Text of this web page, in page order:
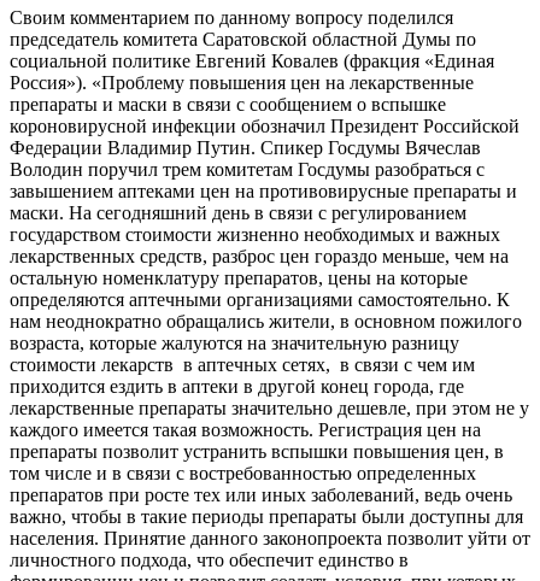
Своим комментарием по данному вопросу поделился
председатель комитета Саратовской областной Думы по
социальной политике Евгений Ковалев (фракция «Единая
Россия»). «Проблему повышения цен на лекарственные
препараты и маски в связи с сообщением о вспышке
короновирусной инфекции обозначил Президент Российской
Федерации Владимир Путин. Спикер Госдумы Вячеслав
Володин поручил трем комитетам Госдумы разобраться с
завышением аптеками цен на противовирусные препараты и
маски. На сегодняшний день в связи с регулированием
государством стоимости жизненно необходимых и важных
лекарственных средств, разброс цен гораздо меньше, чем на
остальную номенклатуру препаратов, цены на которые
определяются аптечными организациями самостоятельно. К
нам неоднократно обращались жители, в основном пожилого
возраста, которые жалуются на значительную разницу
стоимости лекарств в аптечных сетях, в связи с чем им
приходится ездить в аптеки в другой конец города, где
лекарственные препараты значительно дешевле, при этом не у
каждого имеется такая возможность. Регистрация цен на
препараты позволит устранить вспышки повышения цен, в
том числе и в связи с востребованностью определенных
препаратов при росте тех или иных заболеваний, ведь очень
важно, чтобы в такие периоды препараты были доступны для
населения. Принятие данного законопроекта позволит уйти от
личностного подхода, что обеспечит единство в